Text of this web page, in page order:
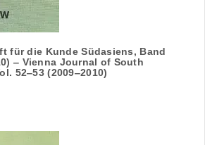
für die Kunde Südasiens, Band
‒ Vienna Journal of South
52‒53 (2009‒2010)